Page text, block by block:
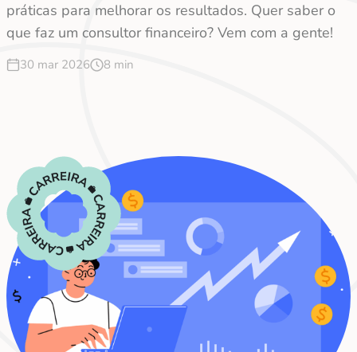
práticas para melhorar os resultados. Quer saber o
que faz um consultor financeiro? Vem com a gente!
30 mar 2026 8 min